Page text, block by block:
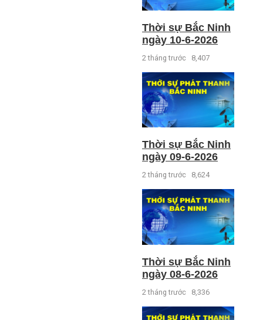
Thời sự Bắc Ninh
ngày 10-6-2026
2 tháng trước 8,407
Thời sự Bắc Ninh
ngày 09-6-2026
2 tháng trước 8,624
Thời sự Bắc Ninh
ngày 08-6-2026
2 tháng trước 8,336